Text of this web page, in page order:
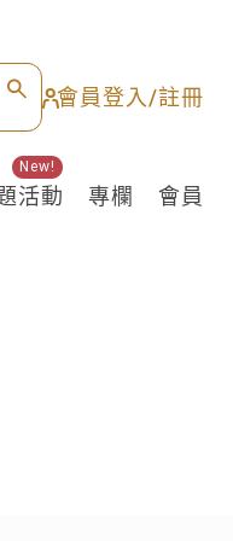
會員登入/註冊
活動
New!
專欄 會員